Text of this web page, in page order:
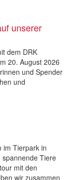
unserer
dem DRK
20. August 2026
und Spender
und
im Tierpark in
Tiere
mit den
wir zusammen